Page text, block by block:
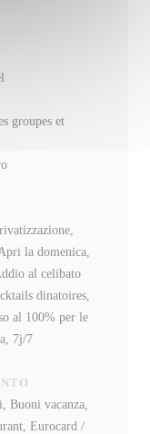
groupes et
la domenica,
al celibato
dinatoires,
al 100% per le
7j/7
Buoni vacanza,
Eurocard /